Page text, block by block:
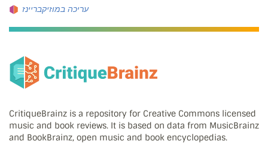
עריכה במוזיקבריינז
CritiqueBrainz is a repository for Creative Commons licensed
music and book reviews. It is based on data from MusicBrainz
and BookBrainz, open music and book encyclopedias.